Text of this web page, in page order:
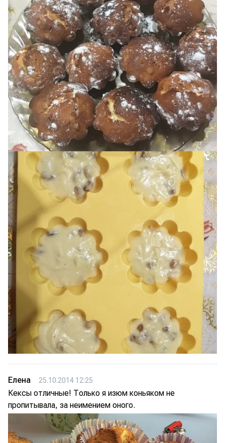
Елена 25.10.2014 12:25
Кексы отличные! Только я изюм коньяком не
пропитывала, за неимением оного.